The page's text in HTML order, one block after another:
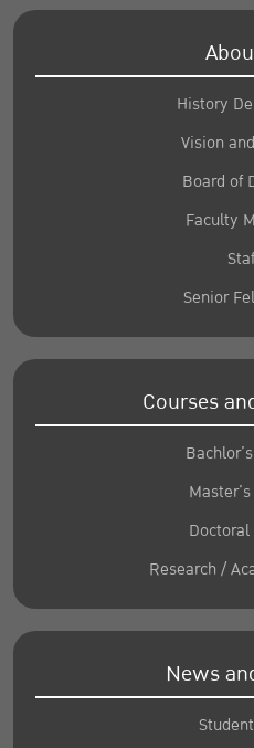
History
Vision
Board of
Faculty
Senior
Courses
Research /
News